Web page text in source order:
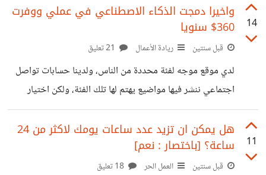
مهما كانت العوائق. الحق اني لم اعرف اين اضع هذا الموضوع،
ولكنه ممتع لدرجة وضعته في مجتمع تسلية. المهم، اسألك نفسك
السؤال، كيف تجعل لعبة (حجر، ورقة، مقص) ممتعة بدون خيار
الورقة؟ حاول التفكير قليلا في إجابة قبل ان اخبرك بها، لربما
تكتشف انك مصمم العاب وانت لا تعرف. حسنا الاجابة
14
واخيرا دمجت الذكاء الاصطناعي في عملي ووفرت
360$ سنويا
قبل سنتين ريادة الأعمال
لدي موقع موجه لفئة محددة من الناس، ولدينا حسابات تواصل
اجتماعي ننشر فيها مواضيع يهتم لها تلك الفئة، ولكن اختيار
المواضيع الخاصة بالنشر نوعا ما عملية روتينية جدا. حيث نخرج
بفكرة ما، ثم نبدء الكتابة فيها (وقد تحتاج بعض البحث) ثم
نحفظها على موقع trello حتى ياتي وقت نشرها. لذلك قررت ان
استخدم الذكاء الاصطناعي قليلا -الصراحة كثيرا، ولكن اوضح
11
هل يمكن ان تزيد عدد ساعات يومك لاكثر من 24
ساعة؟ [باختصار : نعم]
قبل سنتين العمل الحر